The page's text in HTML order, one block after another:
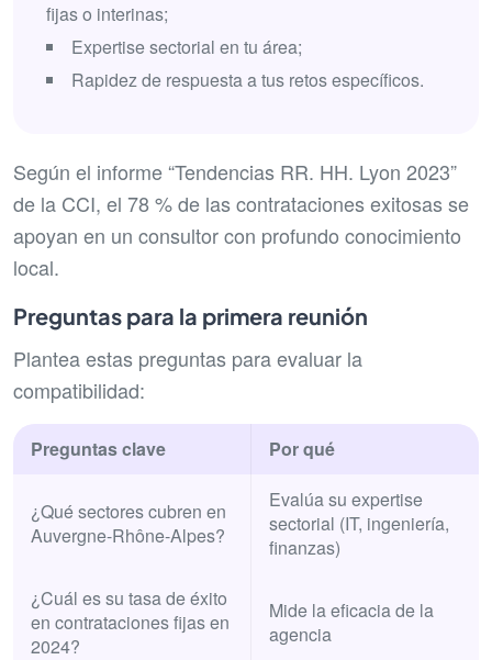
fijas o interinas;
Expertise sectorial en tu área;
Rapidez de respuesta a tus retos específicos.
Según el informe “Tendencias RR. HH. Lyon 2023”
de la CCI, el 78 % de las contrataciones exitosas se
apoyan en un consultor con profundo conocimiento
local.
Preguntas para la primera reunión
Plantea estas preguntas para evaluar la
compatibilidad:
Preguntas clave Por qué
¿Qué sectores cubren en
Auvergne-Rhône-Alpes?
Evalúa su expertise
sectorial (IT, ingeniería,
finanzas)
¿Cuál es su tasa de éxito
en contrataciones fijas en
2024?
Mide la eficacia de la
agencia